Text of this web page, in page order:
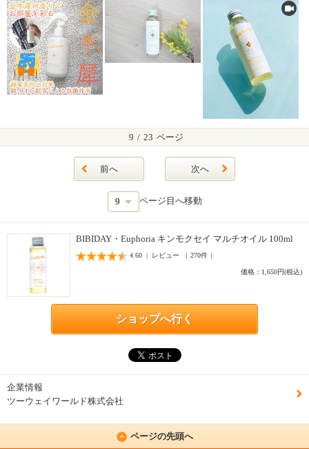
9 / 23 ページ
前へ 次へ
ページ目へ移動
BIBIDAY・Euphoria キンモクセイ マルチオイル 100ml
4.60 | レビュー （ 270件 ）
価格：1,650円(税込)
ショップへ行く
企業情報
ツーウェイワールド株式会社
ページの先頭へ